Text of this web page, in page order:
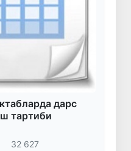
дарс
тартиби
32 627